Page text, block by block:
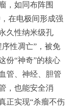
，如同布阵围
在电极间形成强
久性纳米级孔
性凋亡”，被免
份“神奇”的核心
管、神经、胆管
，也能安全消
正实现“杀瘤不伤